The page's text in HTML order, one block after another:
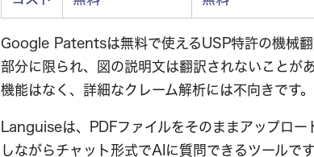
Google Patentsは無料で使えるUSP特許の機械
部分に限られ、図の説明文は翻訳されないことが
機能はなく、詳細なクレーム解析には不向きです。
Languiseは、PDFファイルをそのままアップロ
しながらチャット形式でAIに質問できるツールで